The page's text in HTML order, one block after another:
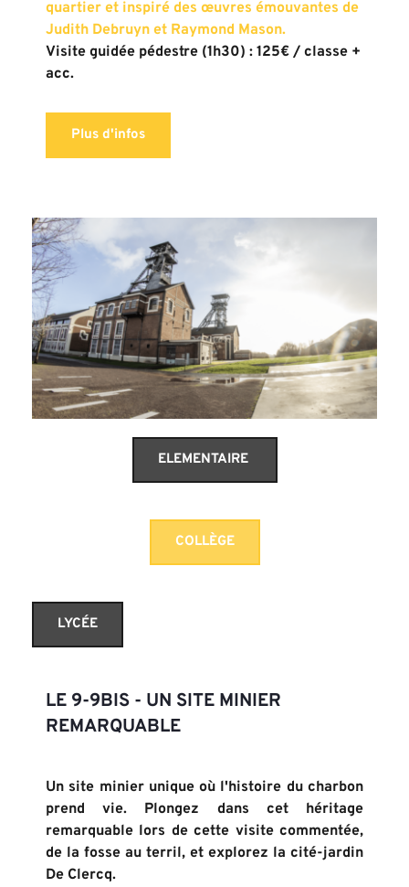
quartier et inspiré des œuvres émouvantes de
Judith Debruyn et Raymond Mason.
Visite guidée pédestre (1h30) : 125€ / classe +
acc.
Plus d'infos
ELEMENTAIRE
COLLÈGE
LYCÉE
LE 9-9BIS - UN SITE MINIER
REMARQUABLE
Un site minier unique où l'histoire du charbon
prend vie. Plongez dans cet héritage
remarquable lors de cette visite commentée,
de la fosse au terril, et explorez la cité-jardin
De Clercq.